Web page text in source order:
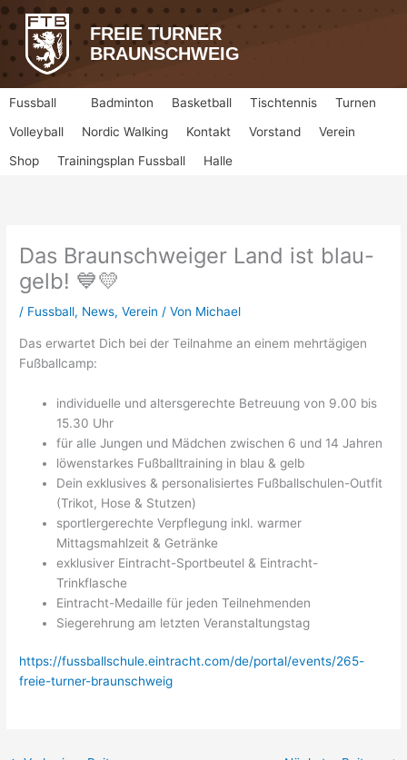
Zum
Inhalt
springen
FREIE TURNER
BRAUNSCHWEIG
Fussball Badminton Basketball Tischtennis
Turnen
Volleyball
Nordic Walking Kontakt Vorstand
Verein
Shop
Trainingsplan Fussball Halle
Das Braunschweiger Land ist blau-
gelb! 💙💛
/ Fussball, News,Verein / Von Michael
Das erwartet Dich bei der Teilnahme an einem mehrtägigen
Fußballcamp:
individuelle und altersgerechte Betreuung von 9.00 bis
15.30 Uhr
für alle Jungen und Mädchen zwischen 6 und 14 Jahren
löwenstarkes Fußballtraining in blau & gelb
Dein exklusives & personalisiertes Fußballschulen-Outfit
(Trikot, Hose & Stutzen)
sportlergerechte Verpflegung inkl. warmer
Mittagsmahlzeit & Getränke
exklusiver Eintracht-Sportbeutel & Eintracht-
Trinkflasche
Eintracht-Medaille für jeden Teilnehmenden
Siegerehrung am letzten Veranstaltungstag
https://fussballschule.eintracht.com/de/portal/events/265-
freie-turner-braunschweig